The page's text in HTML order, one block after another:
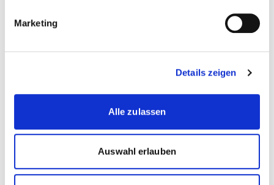
Marketing
Details zeigen
Alle zulassen
Auswahl erlauben
wären, einen Preis für die Vertragsübernahme zu
Flughafengates oder erstklassigen Retailflächen).
Diese Seite teilen